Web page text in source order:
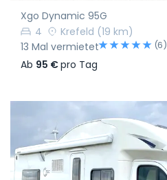
Xgo Dynamic 95G
4
Krefeld (19 km)
13 Mal vermietet
(6)
Ab 95 €pro Tag